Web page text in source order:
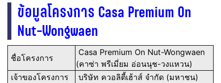
ข้อมูลโครงการ Casa Premium On
Nut-Wongwaen
ชื่อโครงการ
Casa Premium On Nut-Wongwaen
(คาซ่า พรีเมี่ยม อ่อนนุช-วงแหวน)
เจ้าของโครงการ
บริษัท ควอลิตี้เฮ้าส์ จำกัด (มหาชน)